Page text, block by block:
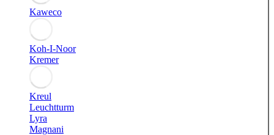
Kaweco
Koh-I-Noor
Kremer
Kreul
Leuchtturm
Lyra
Magnani